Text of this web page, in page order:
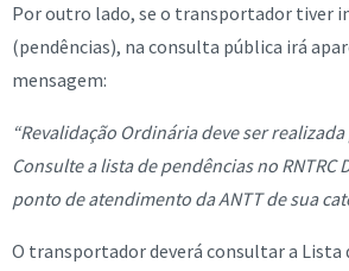
Por outro lado, se o transportador tiver
(pendências), na consulta pública irá
mensagem:
“Revalidação Ordinária deve ser
Consulte a lista de pendências no RNTRC
ponto de atendimento da ANTT de sua
O transportador deverá consultar a Lista